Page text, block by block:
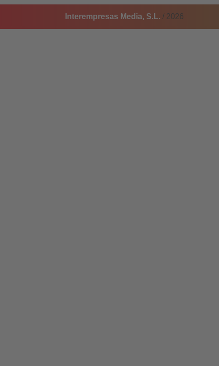
Interempresas Media, S.L. / 2026